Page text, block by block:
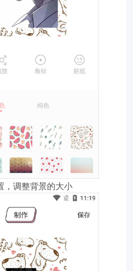
，调整背景的大小